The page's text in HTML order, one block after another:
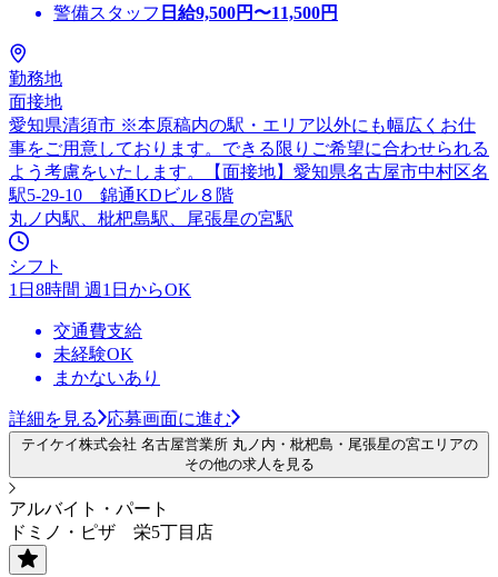
警備スタッフ 日給9,500円〜11,500円
勤務地
面接地
愛知県清須市 ※本原稿内の駅・エリア以外にも幅広くお仕
事をご用意しております。できる限りご希望に合わせられる
よう考慮をいたします。【面接地】愛知県名古屋市中村区名
駅5-29-10 錦通KDビル８階
丸ノ内駅、枇杷島駅、尾張星の宮駅
シフト
1日8時間 週1日からOK
交通費支給
未経験OK
まかないあり
詳細を見る 応募画面に進む
テイケイ株式会社 名古屋営業所 丸ノ内・枇杷島・尾張星の宮エリアの
その他の求人を見る
アルバイト・パート
ドミノ・ピザ 栄5丁目店